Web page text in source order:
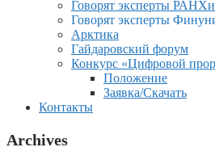
Говорят эксперты
Говорят эксперты
Арктика
Гайдаровский форум
Конкурс «Цифровой
Положение
Заявка/Скачать
Контакты
Archives